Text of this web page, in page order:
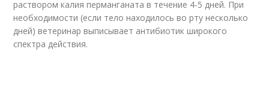
раствором калия перманганата в течение 4-5 дней. При
необходимости (если тело находилось во рту несколько
дней) ветеринар выписывает антибиотик широкого
спектра действия.